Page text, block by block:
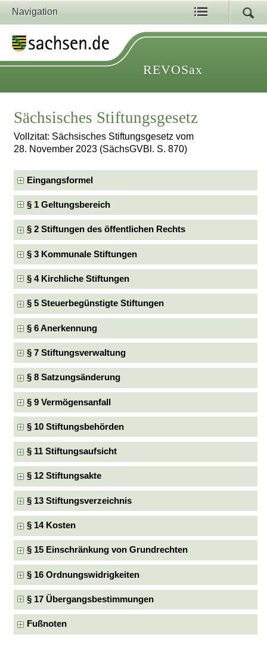
Navigation
REVOSax
Sächsisches Stiftungsgesetz
Vollzitat: Sächsisches Stiftungsgesetz vom
28. November 2023 (SächsGVBl. S. 870)
Eingangsformel
§ 1 Geltungsbereich
§ 2 Stiftungen des öffentlichen Rechts
§ 3 Kommunale Stiftungen
§ 4 Kirchliche Stiftungen
§ 5 Steuerbegünstigte Stiftungen
§ 6 Anerkennung
§ 7 Stiftungsverwaltung
§ 8 Satzungsänderung
§ 9 Vermögensanfall
§ 10 Stiftungsbehörden
§ 11 Stiftungsaufsicht
§ 12 Stiftungsakte
§ 13 Stiftungsverzeichnis
§ 14 Kosten
§ 15 Einschränkung von Grundrechten
§ 16 Ordnungswidrigkeiten
§ 17 Übergangsbestimmungen
Fußnoten